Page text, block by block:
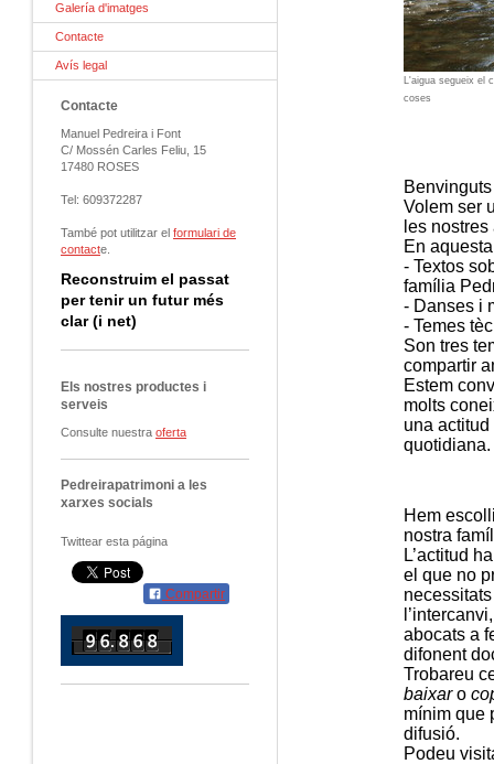
L'aigua segueix el
coses
Volem ser
les nostres
En
- Textos
família
- Danses i
- Temes
Son tres
compartir
Estem
molts
una
quotidiana.
Hem
nostra
L’actitud
el que no
abocats a
difonent
Trobareu
baixaro
mínim que
difusió.
Podeu
Galería d'imatges
Contacte
Avís legal
Contacte
Manuel Pedreira i Font
C/ Mossén Carles Feliu, 15
17480 ROSES
Tel: 609372287
També pot utilitzar el formulari de
contacte.
Reconstruim el passat
per tenir un futur més
clar (i net)
Els nostres productes i
serveis
Consulte nuestra oferta
Pedreirapatrimoni a les
xarxes socials
Twittear esta página
Compartir